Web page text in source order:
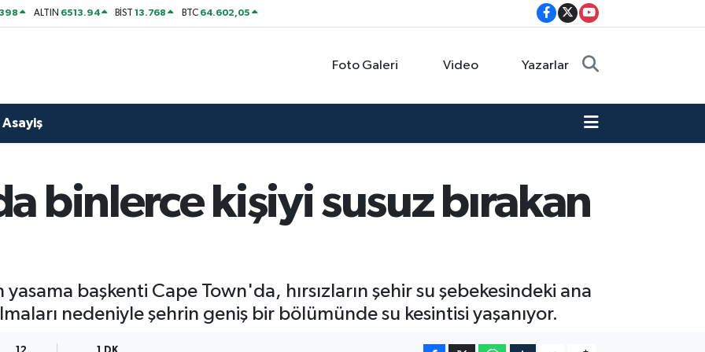
ALTIN 6513.94 BİST13.768 BTC 64.602,05
Foto Galeri Video Yazarlar
Asayiş
binlerce kişiyi susuz bırakan
başkenti Cape Town'da, hırsızların şehir su şebekesindeki ana
nedeniyle şehrin geniş bir bölümünde su kesintisi yaşanıyor.